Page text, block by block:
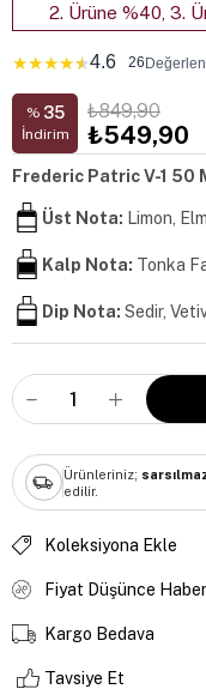
2. Ürüne %40, 3.
★★★★★4.6 26
% 35
İndirim
₺849,90
₺549,90
Frederic Patric V-1 50
Üst Nota: Limon,
Kalp Nota: Tonka
Dip Nota: Sedir,
Ürünleriniz;
edilir.
Koleksiyona Ekle
Fiyat Düşünce
Kargo Bedava
Tavsiye Et